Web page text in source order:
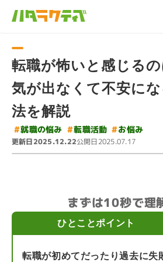
転職が怖いと感じる
気が出なくて不安に
法を解説
#就職の悩み #転職活動 #お悩み
更新日2025.12.22公開日2025.07.17
まずは10秒で理
ひとことポイント
転職が初めてだったり過去に失